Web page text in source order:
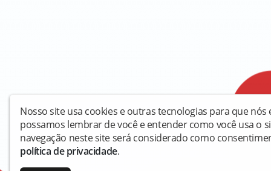
Nosso site usa cookies e outras tecnologias para que
possamos lembrar de você e entender como você usa o
navegação neste site será considerado como
política de privacidade.